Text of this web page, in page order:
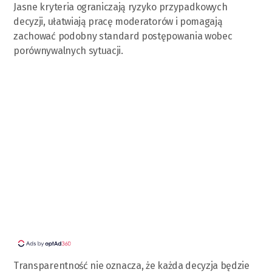
Jasne kryteria ograniczają ryzyko przypadkowych
decyzji, ułatwiają pracę moderatorów i pomagają
zachować podobny standard postępowania wobec
porównywalnych sytuacji.
Transparentność nie oznacza, że każda decyzja będzie